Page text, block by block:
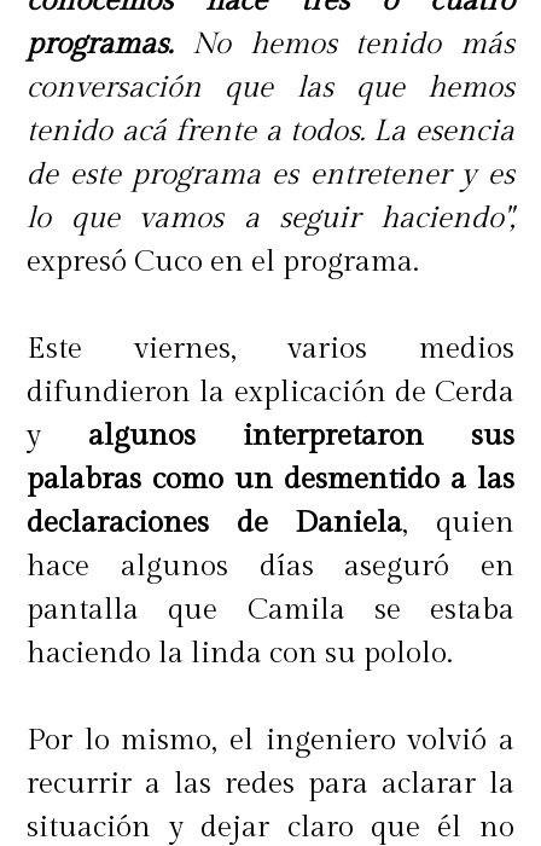
programas.No hemos tenido más
conversación que las que hemos
tenido acá frente a todos. La esencia
de este programa es entretener y es
lo que vamos a seguir haciendo",
expresó Cuco en el programa.
Este viernes, varios medios
difundieron la explicación de Cerda
yalgunos interpretaron sus
palabras como un desmentido a las
declaraciones de Daniela, quien
hace algunos días aseguró en
pantalla que Camila se estaba
haciendo la linda con su pololo.
Por lo mismo, el ingeniero volvió a
recurrir a las redes para aclarar la
situación y dejar claro que él no